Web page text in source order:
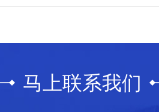
马上联系我们